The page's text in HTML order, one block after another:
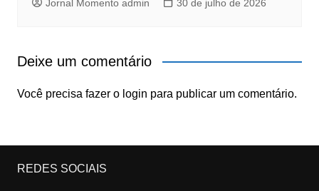
Jornal Momento admin 30 de julho de 2026
Deixe um comentário
Você precisa fazer o login para publicar um comentário.
REDES SOCIAIS